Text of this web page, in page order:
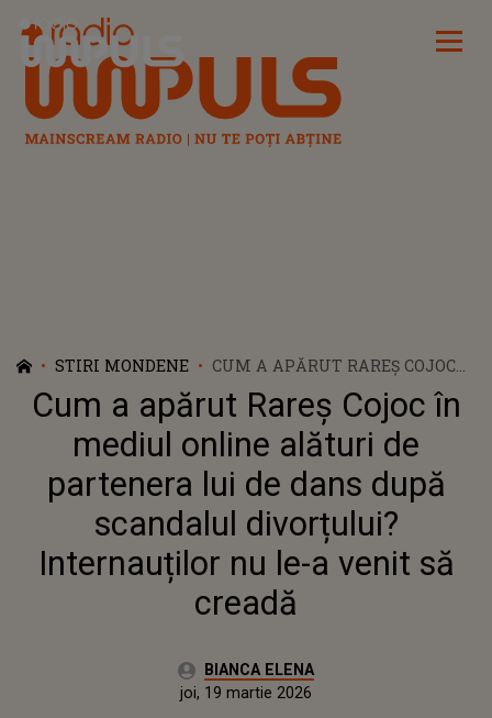
Radio Impuls
STIRI MONDENE
CUM A APĂRUT RAREȘ COJOC
ÎN MEDIUL ONLINE ALĂTURI
DE PARTENERA LUI DE DANS
DUPĂ SCANDALUL
DIVORȚULUI? INTERNAUȚILOR
NU LE-A VENIT SĂ CREADĂ
Cum a apărut Rareș Cojoc în
mediul online alături de
partenera lui de dans după
scandalul divorțului?
Internauților nu le-a venit să
creadă
Autor:BIANCA ELENA
miercuri, 18 martie 2026Actualizat:
joi, 19 martie 2026